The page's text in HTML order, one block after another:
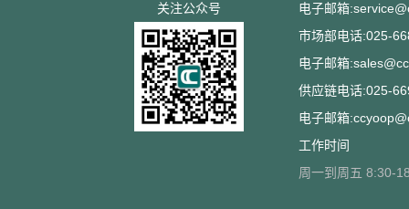
关注公众号
电子邮箱
市场部电话:025-
电子邮箱
供应链电话:025-
电子邮箱
工作时间
周一到周五 8:30-